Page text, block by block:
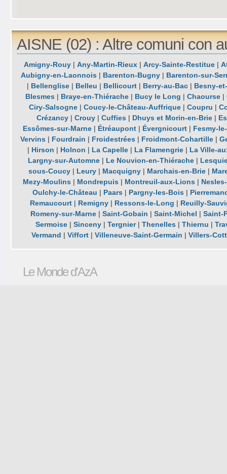
AISNE (02) : Altre comuni con
Amigny-Rouy |Any-Martin-Rieux |Arcy-Sainte-Restitue |
Aubigny-en-Laonnois | Barenton-Bugny | Barenton-sur-
| Bellenglise| Belleu | Bellicourt| Berry-au-Bac| Besny-
Blesmes | Braye-en-Thiérache | Bucy le Long |Chaourse |
Ciry-Salsogne |Coucy-le-Château-Auffrique |Coupru |
Crézancy| Crouy| Cuffies | Dhuys et Morin-en-Brie|
Essômes-sur-Marne | Étréaupont | Évergnicourt | Fesmy-
Vervins | Fourdrain | Froidestrées | Froidmont-Cohartille |
| Hirson | Holnon | La Capelle| La Flamengrie| La Ville-
Largny-sur-Automne | Le Nouvion-en-Thiérache |
sous-Coucy | Leury | Macquigny | Marchais-en-Brie |
Mezy-Moulins | Mondrepuis | Montreuil-aux-Lions |
Oulchy-le-Château | Paars | Pargny-les-Bois |
Remaucourt | Remigny | Ressons-le-Long | Reuilly-
Romeny-sur-Marne| Saint-Gobain | Saint-Michel | Saint-
Sermoise| Sinceny| Tergnier| Thenelles | Thiernu |
Vermand |Viffort |Villeneuve-Saint-Germain |Villers-
Le Monde d'AzA